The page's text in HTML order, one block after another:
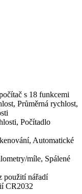
s 18 funkcemi
Průměrná rychlost,
Počítadlo
Automatické
míle, Spálené
použití nářadí
CR2032